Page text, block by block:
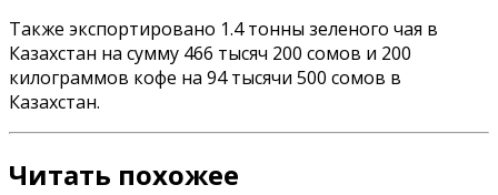
Также экспортировано 1.4 тонны зеленого чая в
Казахстан на сумму 466 тысяч 200 сомов и 200
килограммов кофе на 94 тысячи 500 сомов в
Казахстан.
Читать похожее